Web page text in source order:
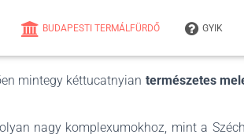
BUDAPESTI TERMÁLFÜRDŐ GYIK
mintegy kéttucatnyian természetes
nagy komplexumokhoz, mint a